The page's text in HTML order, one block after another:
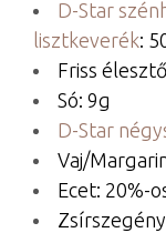
D-Star
lisztkeverék:
Friss
Só: 9g
D-Star
Vaj/
Ecet: 20%-